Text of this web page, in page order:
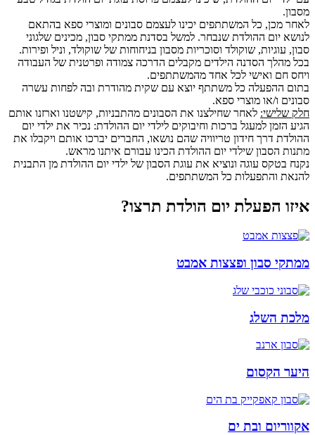
מסבון.
לאחר מכן, כל המשתתפים יכינו לעצמם סבונים ומוצרי ספא בהתאם
לנושא יום ההולדת שנבחר. למשל בסדנת ממתקי סבון, מכינים שלגוני
סבון, עוגיות, שוקולד וסוכריות מסבון בניחוחות של שוקולד, וניל ופירות.
בכל מהלך הסדנה הילדים מקבלים הדרכה צמודה ופרטנית של העבודה
ויחס חם ואישי לכל אחד מהמשתתפים.
בתום ההפעלה כל משתתף יוצא עם שקית מהודרת ובה לפחות עשרה
סבונים ו/או מוצרי ספא.
חלק שלישי: לאחר שחילצנו את הסבונים מהתבניות, קישטנו וארזנו אותם
הגיע הזמן למעגל ברכות וחיבוקים לילדי יום ההולדת: נכיר את ילדי יום
ההולדת דרך חידון טריוויה שהם נושאו, החברים יברכו אותם ויקבלו את
מתנות הסבון שילדי יום ההולדת הכינו עבורם איתנו מראש.
נקנח בטקס עוגה ונוציא את עוגת הסבון של ילדי יום ההולדת מן התבנית
להנאת והתפעלות כל המשתתפים.
איזו הפעלת יום הולדת תרצו?
ממתקי סבון ופצצות אמבט
מלכת השלג
היער הקסום
אקווריום ובת ים